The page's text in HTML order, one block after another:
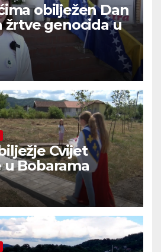
obilježen Dan
žrtve genocida u
Cvijet
Bobarama